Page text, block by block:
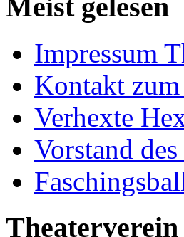
Meist gelesen
Impressum
Kontakt
Verhexte
Vorstand